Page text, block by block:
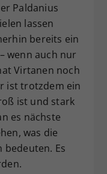
Paldanius
lassen
bereits ein
wenn auch nur
Virtanen noch
ist trotzdem ein
ist und stark
es nächste
was die
bedeuten. Es